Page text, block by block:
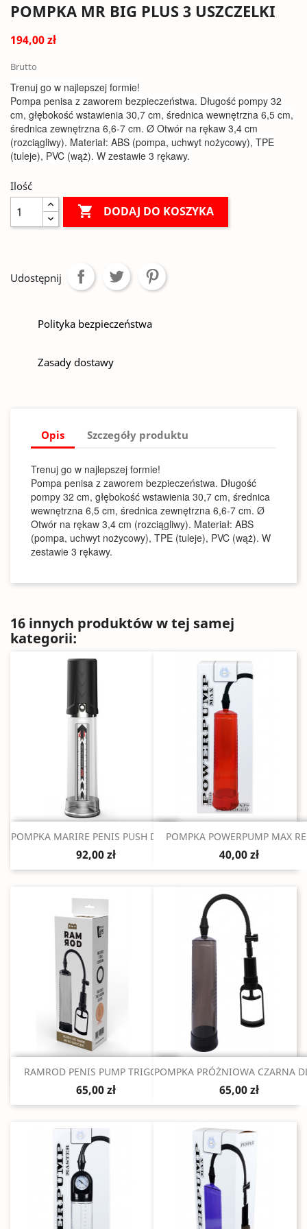
POMPKA MR BIG PLUS 3 USZCZELKI
194,00 zł
Brutto
Trenuj go w najlepszej formie!
Pompa penisa z zaworem bezpieczeństwa. Długość pompy 32
cm, głębokość wstawienia 30,7 cm, średnica wewnętrzna 6,5 cm,
średnica zewnętrzna 6,6-7 cm. Ø Otwór na rękaw 3,4 cm
(rozciągliwy). Materiał: ABS (pompa, uchwyt nożycowy), TPE
(tuleje), PVC (wąż). W zestawie 3 rękawy.
Ilość
 DODAJ DO KOSZYKA
Udostępnij
Polityka bezpieczeństwa
Zasady dostawy
Opis Szczegóły produktu
Trenuj go w najlepszej formie!
Pompa penisa z zaworem bezpieczeństwa. Długość
pompy 32 cm, głębokość wstawienia 30,7 cm, średnica
wewnętrzna 6,5 cm, średnica zewnętrzna 6,6-7 cm. Ø
Otwór na rękaw 3,4 cm (rozciągliwy). Materiał: ABS
(pompa, uchwyt nożycowy), TPE (tuleje), PVC (wąż). W
zestawie 3 rękawy.
16 innych produktów w tej samej
kategorii:
Szybki podgląd
POMPKA MARIRE PENIS PUSH DOWN
92,00 zł
 Szybki podgląd
POMPKA POWERPUMP MAX
40,00 zł
Szybki podgląd
RAMROD PENIS PUMP TRIGGER
65,00 zł
Szybki podgląd
POMPKA PRÓŻNIOWA CZARNA
65,00 zł